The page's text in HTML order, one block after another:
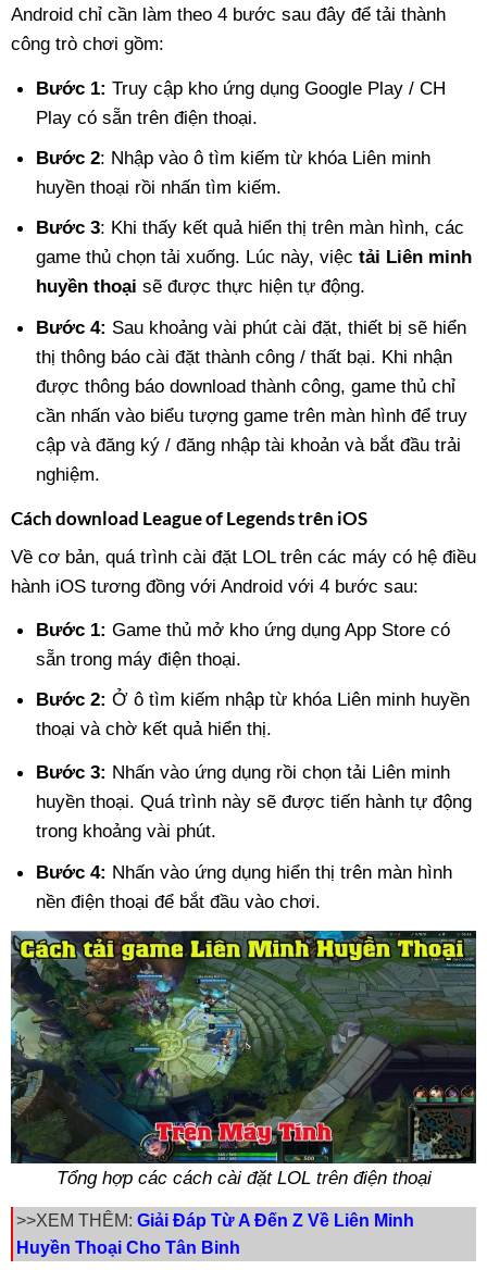
Android chỉ cần làm theo 4 bước sau đây để tải thành
công trò chơi gồm:
Bước 1: Truy cập kho ứng dụng Google Play / CH
Play có sẵn trên điện thoại.
Bước 2: Nhập vào ô tìm kiếm từ khóa Liên minh
huyền thoại rồi nhấn tìm kiếm.
Bước 3: Khi thấy kết quả hiển thị trên màn hình, các
game thủ chọn tải xuống. Lúc này, việc tải Liên minh
huyền thoại sẽ được thực hiện tự động.
Bước 4: Sau khoảng vài phút cài đặt, thiết bị sẽ hiển
thị thông báo cài đặt thành công / thất bại. Khi nhận
được thông báo download thành công, game thủ chỉ
cần nhấn vào biểu tượng game trên màn hình để truy
cập và đăng ký / đăng nhập tài khoản và bắt đầu trải
nghiệm.
Cách download League of Legends trên iOS
Về cơ bản, quá trình cài đặt LOL trên các máy có hệ điều
hành iOS tương đồng với Android với 4 bước sau:
Bước 1: Game thủ mở kho ứng dụng App Store có
sẵn trong máy điện thoại.
Bước 2: Ở ô tìm kiếm nhập từ khóa Liên minh huyền
thoại và chờ kết quả hiển thị.
Bước 3: Nhấn vào ứng dụng rồi chọn tải Liên minh
huyền thoại. Quá trình này sẽ được tiến hành tự động
trong khoảng vài phút.
Bước 4: Nhấn vào ứng dụng hiển thị trên màn hình
nền điện thoại để bắt đầu vào chơi.
Tổng hợp các cách cài đặt LOL trên điện thoại
>>XEM THÊM:Giải Đáp Từ A Đến Z Về Liên Minh
Huyền Thoại Cho Tân Binh